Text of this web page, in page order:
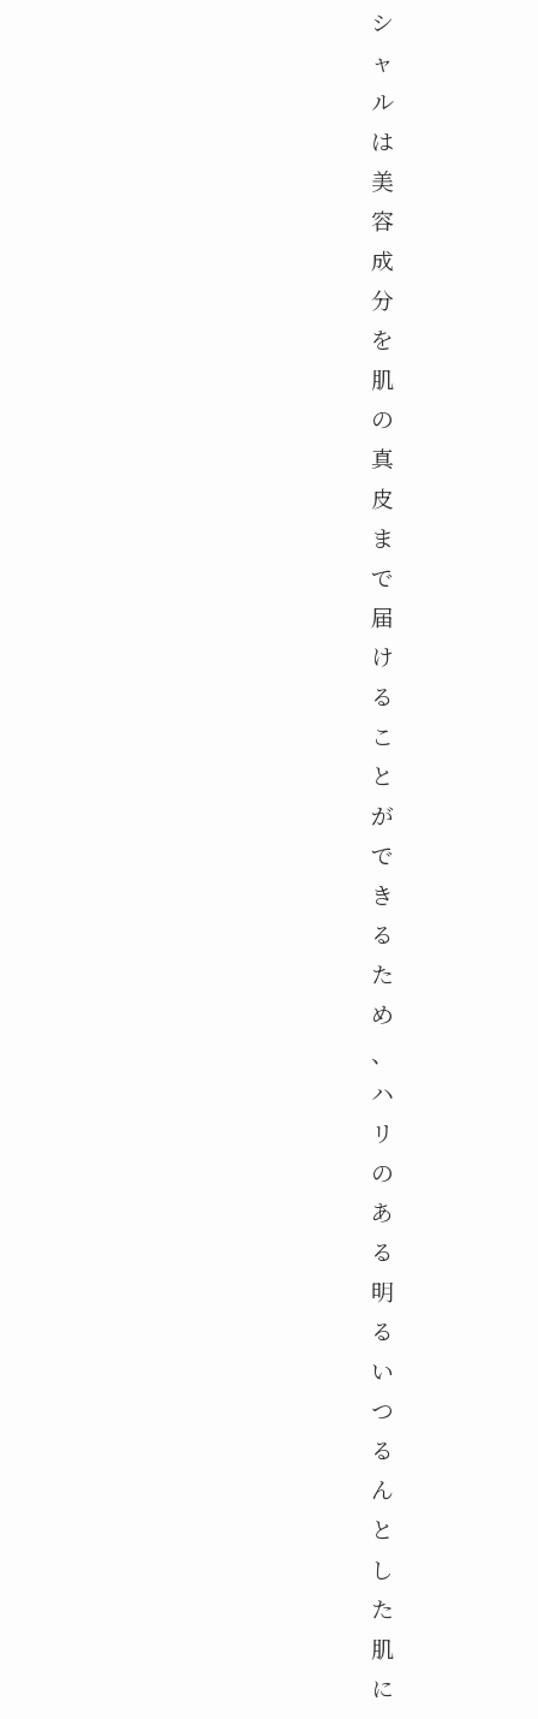
シ
ャ
ル
は
美
容
成
分
を
肌
の
真
皮
ま
で
届
け
る
こ
と
が
で
き
る
た
め
、
ハ
リ
の
あ
る
明
る
い
つ
る
ん
と
し
た
肌
に